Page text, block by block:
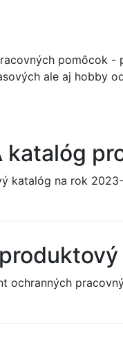
pomôcok
ale aj hobby
katalóg
katalóg na rok
ochranných